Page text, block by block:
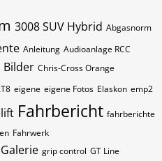
3008 SUV Hybrid Abgasnorm
Anleitung Audioanlage RCC
Bilder Chris-Cross Orange
eigene eigene Fotos Elaskon emp2
Fahrbericht fahrberichte
Fahrwerk
Galerie grip control GT Line